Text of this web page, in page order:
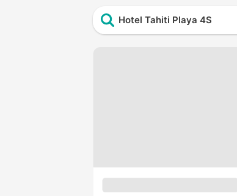
Hotel Tahiti Playa 4S